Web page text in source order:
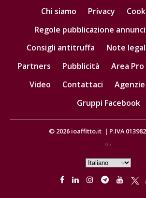
Chi siamo Privacy
Regole pubblicazione annunci
Consigli antitruffa
Note
Partners
Pubblicità Area Pro
Video
Contattaci
Gruppi Facebook
© 2026 ioaffitto.it | P.IVA
0.3